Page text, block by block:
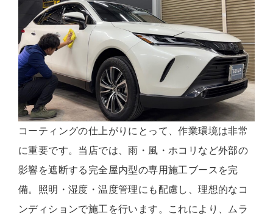
コーティングの仕上がりにとって、作業環境は非常
に重要です。当店では、雨・風・ホコリなど外部の
影響を遮断する完全屋内型の専用施工ブースを完
備。照明・湿度・温度管理にも配慮し、理想的なコ
ンディションで施工を行います。これにより、ムラ